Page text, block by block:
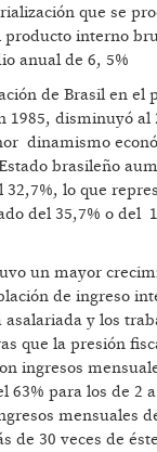
que se
producto interno
anual de 6, 5%
de Brasil en el
1985, disminuyó al
dinamismo
brasileño
32,7%, lo que
del 35,7% o del
un mayor
de ingreso
y los
que la presión
ingresos
63% para los de 2
mensuales
de 30 veces de